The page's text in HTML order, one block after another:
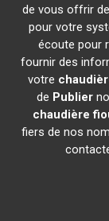
de vous offrir
pour votre
écoute pour
fournir des
votre
de Publier
chaudière
fiers de nos